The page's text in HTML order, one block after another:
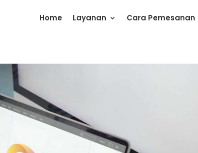
Home Layanan Cara Pemesanan